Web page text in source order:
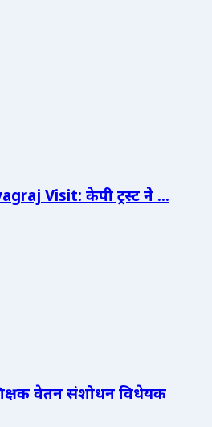
Visit: केपी ट्रस्ट ने ...
वेतन संशोधन विधेयक